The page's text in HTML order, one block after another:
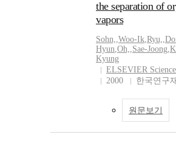
the separation of
vapors
Sohn,,Woo-Ik,Ryu,,
Hyun,Oh,,Sae-Joong,
Kyung
ELSEVIER
2000
한국연구
원문보기